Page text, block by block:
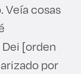
Veía cosas
[orden
por